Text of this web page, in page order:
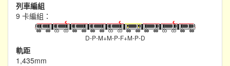
列車編組
9 卡編組：
D-P-M+M-P-F+M-P-D
軌距
1,435mm